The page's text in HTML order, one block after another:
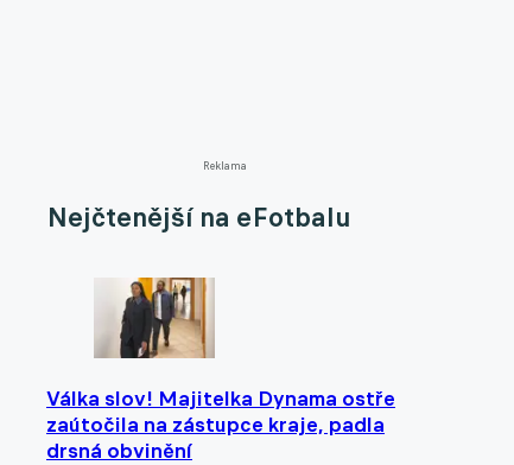
Reklama
Nejčtenější na eFotbalu
Válka slov! Majitelka Dynama ostře
zaútočila na zástupce kraje, padla
drsná obvinění